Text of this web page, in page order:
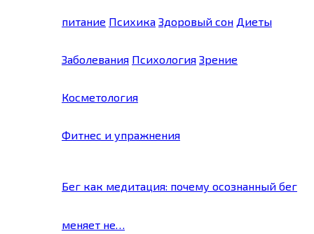
питание Психика Здоровый сон Диеты
Заболевания Психология Зрение
Косметология
Фитнес и упражнения
Бег как медитация: почему осознанный бег
меняет не…